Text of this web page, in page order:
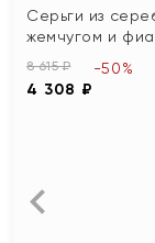
Серьги из
жемчугом и
8 615 ₽
4 308 ₽
-50%